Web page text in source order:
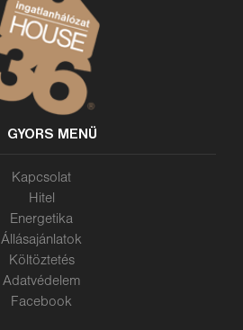
GYORS MENÜ
Kapcsolat
Hitel
Energetika
Állásajánlatok
Költöztetés
Adatvédelem
Facebook